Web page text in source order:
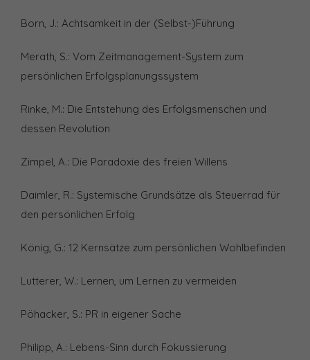
Born, J.: Achtsamkeit in der (Selbst-)Führung
Merath, S.: Vom Zeitmanagement-System zum
persönlichen Erfolgsplanungssystem
Rinke, M.: Die Entstehung des Erfolgsmenschen und
dessen Revolution
Zimpel, A.: Die Paradoxie des freien Willens
Daimler, R.: Systemische Grundsätze als Steuerrad für
den persönlichen Erfolg
König, G.: 12 Kernsätze zum persönlichen Wohlbefinden
Lutterer, W.: Lernen, um Lernen zu vermeiden
Pöhacker, S.: PR in eigener Sache
Philipp, A.: Lebens-Sinn durch Fokussierung